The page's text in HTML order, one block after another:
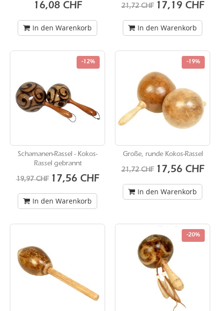
16,08 CHF
In den Warenkorb
21,72 CHF Sonderangebot
17,19 CHF
In den Warenkorb
-12%
Schamanen-Rassel - Kokos-
Rassel gebrannt
19,97 CHF Sonderangebot
17,56 CHF
In den Warenkorb
-19%
Große, runde Kokos-Rassel
21,72 CHF Sonderangebot
17,56 CHF
In den Warenkorb
-20%